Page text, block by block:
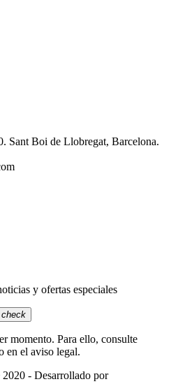
Sant Boi de Llobregat, Barcelona.
y ofertas especiales
check
momento. Para ello, consulte
en el aviso legal.
- Desarrollado por